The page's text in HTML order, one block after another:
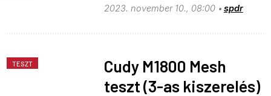
2023. november 10., 08:00 spdr
TESZT
Cudy M1800 Mesh
teszt (3-as kiszerelés)